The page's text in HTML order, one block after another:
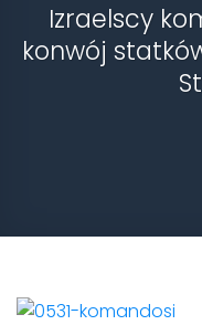
Izraelscy
konwój